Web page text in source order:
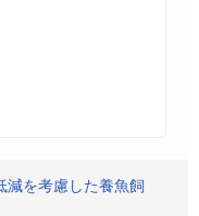
減を考慮した養魚飼